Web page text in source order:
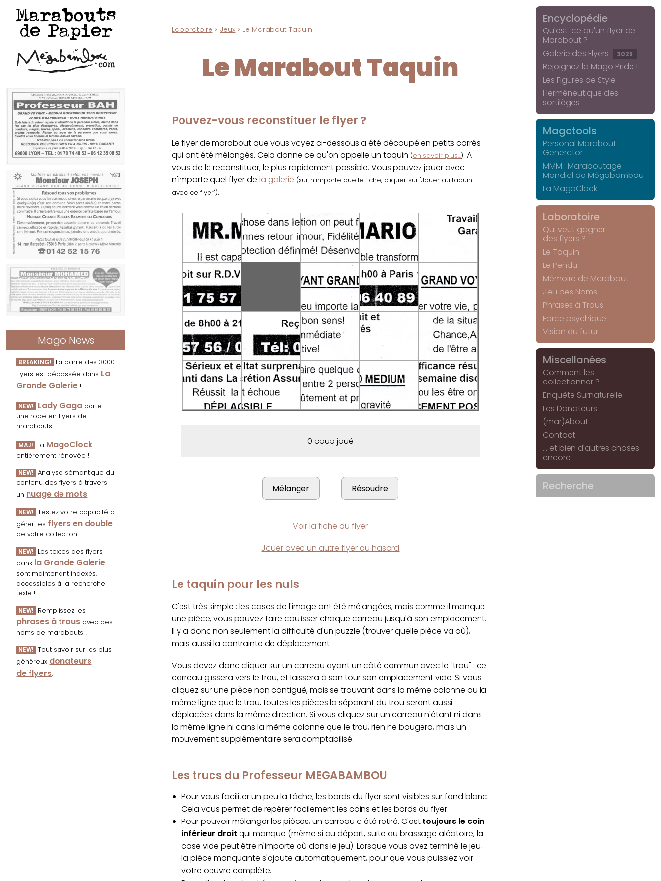
Marabouts
de Papier
Mago News
BREAKING! La barre des 3000
flyers est dépassée dans La
Grande Galerie !
NEW! Lady Gaga porte
une robe en flyers de
marabouts !
MAJ! La MagoClock
entièrement rénovée !
NEW! Analyse sémantique du
contenu des flyers à travers
un nuage de mots !
NEW! Testez votre capacité à
gérer les flyers en double
de votre collection !
NEW! Les textes des flyers
dans la Grande Galerie
sont maintenant indexés,
accessibles à la recherche
texte !
NEW! Remplissez les
phrases à trous avec des
noms de marabouts !
NEW! Tout savoir sur les plus
généreux donateurs
de flyers.
Laboratoire > Jeux > Le Marabout Taquin
Le Marabout Taquin
Pouvez-vous reconstituer le flyer ?
Le flyer de marabout que vous voyez ci-dessous a été découpé en petits carrés
qui ont été mélangés. Cela donne ce qu'on appelle un taquin (en savoir plus...). A
vous de le reconstituer, le plus rapidement possible. Vous pouvez jouer avec
n'importe quel flyer dela galerie (sur n'importe quelle fiche, cliquer sur "Jouer au taquin
avec ce flyer").
0 coup joué
Voir la fiche du flyer
Jouer avec un autre flyer au hasard
Le taquin pour les nuls
C'est très simple : les cases de l'image ont été mélangées, mais comme il manque
une pièce, vous pouvez faire coulisser chaque carreau jusqu'à son emplacement.
Il y a donc non seulement la difficulté d'un puzzle (trouver quelle pièce va où),
mais aussi la contrainte de déplacement.
Vous devez donc cliquer sur un carreau ayant un côté commun avec le "trou" : ce
carreau glissera vers le trou, et laissera à son tour son emplacement vide. Si vous
cliquez sur une pièce non contiguë, mais se trouvant dans la même colonne ou la
même ligne que le trou, toutes les pièces la séparant du trou seront aussi
déplacées dans la même direction. Si vous cliquez sur un carreau n'étant ni dans
la même ligne ni dans la même colonne que le trou, rien ne bougera, mais un
mouvement supplémentaire sera comptabilisé.
Les trucs du Professeur MEGABAMBOU
Pour vous faciliter un peu la tâche, les bords du flyer sont visibles sur fond blanc.
Cela vous permet de repérer facilement les coins et les bords du flyer.
Pour pouvoir mélanger les pièces, un carreau a été retiré. C'est toujours le coin
inférieur droit qui manque (même si au départ, suite au brassage aléatoire, la
case vide peut être n'importe où dans le jeu). Lorsque vous avez terminé le jeu,
la pièce manquante s'ajoute automatiquement, pour que vous puissiez voir
votre oeuvre complète.
Encyclopédie
Qu'est-ce qu'un flyer de
Marabout ?
Galerie des Flyers
3025
Rejoignez la Mago Pride !
Les Figures de Style
Herméneutique des
sortilèges
Magotools
Personal Marabout
Generator
MMM : Maraboutage
Mondial de Mégabambou
La MagoClock
Laboratoire
Qui veut gagner
des flyers ?
Le Taquin
Le Pendu
Mémoire de Marabout
Jeu des Noms
Phrases à Trous
Force psychique
Vision du futur
Miscellanées
Comment les
collectionner ?
Enquête Surnaturelle
Les Donateurs
(mar)About
Contact
... et bien d'autres choses
encore
Recherche